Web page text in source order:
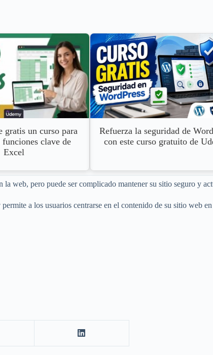
gratis un curso para
clave de
Excel
Refuerza la seguridad de
con este curso gratuito de
la web, pero puede ser complicado mantener su sitio seguro y
a los usuarios centrarse en el contenido de su sitio web